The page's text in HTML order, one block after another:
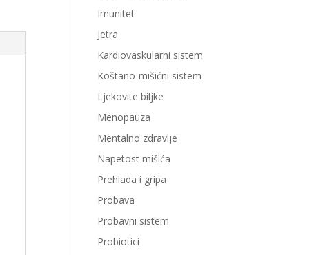
Imunitet
Jetra
Kardiovaskularni sistem
Koštano-mišićni sistem
Ljekovite biljke
Menopauza
Mentalno zdravlje
Napetost mišića
Prehlada i gripa
Probava
Probavni sistem
Probiotici